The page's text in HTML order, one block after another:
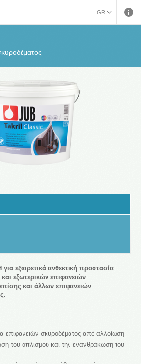
GR
εξαιρετικά ανθεκτική προστασία
εξωτερικών επιφανειών
και άλλων επιφανειών
επιφανειών σκυροδέματος από αλλοίωση
του οπλισμού και την ενανθράκωση του